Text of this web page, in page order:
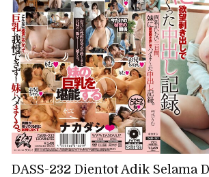
DASS-232 Dientot Adik Selama